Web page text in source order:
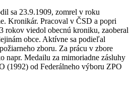
sa 23.9.1909, zomrel v roku
Kronikár. Pracoval v ČSD a popri
rokov viedol obecnú kroniku, zaoberal
obce. Aktívne sa podieľal
zboru. Za prácu v zbore
napr. Medailu za mimoriadne zásluhy
(1992) od Federálneho výboru ZPO